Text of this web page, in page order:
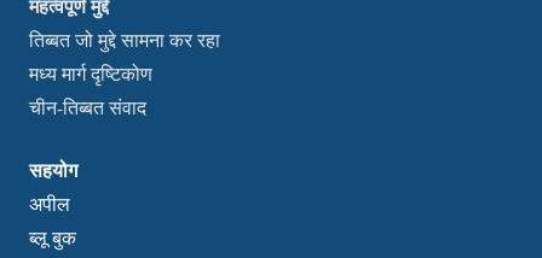
महत्वपूर्ण मुद्दे
तिब्बत जो मुद्दे सामना कर रहा
मध्य मार्ग दृष्टिकोण
चीन-तिब्बत संवाद
सहयोग
अपील
ब्लू बुक